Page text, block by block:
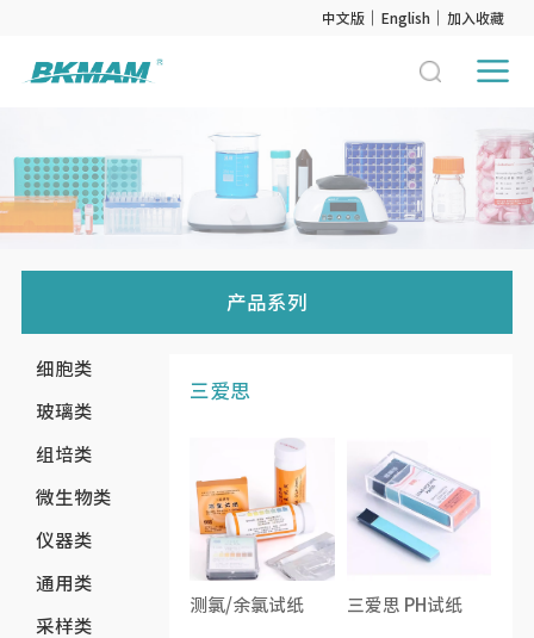
中文版 English 加入收藏
产品系列
细胞类
玻璃类
组培类
微生物类
仪器类
通用类
采样类
三爱思
测氯/余氯试纸 三爱思 PH试纸